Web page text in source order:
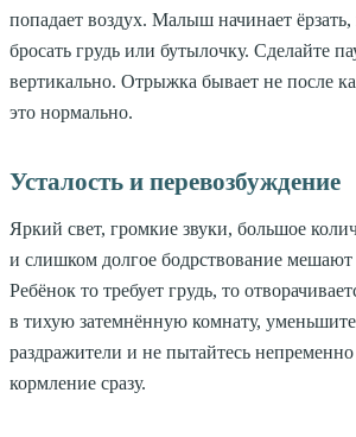
попадает воздух. Малыш начинает
бросать грудь или бутылочку. Сделайте
вертикально. Отрыжка бывает не после
это нормально.
Усталость и перевозбуждение
Яркий свет, громкие звуки, большое
и слишком долгое бодрствование мешают
Ребёнок то требует грудь, то
в тихую затемнённую комнату,
раздражители и не пытайтесь
кормление сразу.